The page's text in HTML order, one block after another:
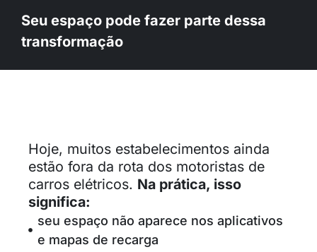
Seu espaço pode fazer parte dessa
transformação
Hoje, muitos estabelecimentos ainda
estão fora da rota dos motoristas de
carros elétricos. Na prática, isso
significa:
seu espaço não aparece nos aplicativos
e mapas de recarga